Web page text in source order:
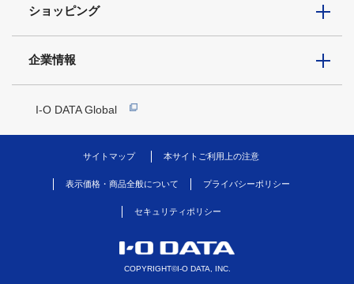
ショッピング
企業情報
I-O DATA Global
サイトマップ 本サイトご利用上の注意
表示価格・商品全般について プライバシーポリシー
セキュリティポリシー
COPYRIGHT©I-O DATA, INC.